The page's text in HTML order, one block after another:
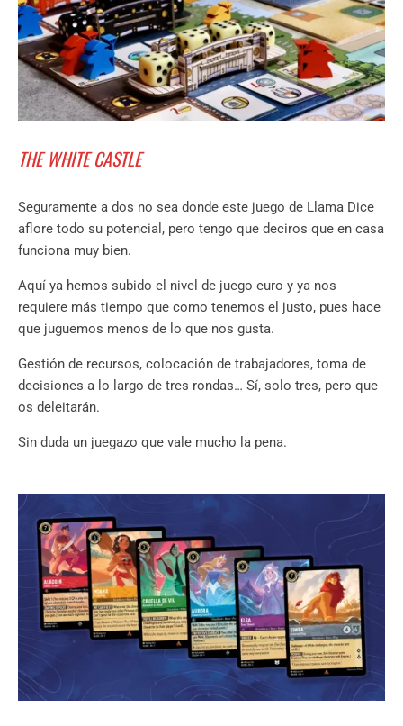
THE WHITE CASTLE
Seguramente a dos no sea donde este juego de Llama Dice
aflore todo su potencial, pero tengo que deciros que en casa
funciona muy bien.
Aquí ya hemos subido el nivel de juego euro y ya nos
requiere más tiempo que como tenemos el justo, pues hace
que juguemos menos de lo que nos gusta.
Gestión de recursos, colocación de trabajadores, toma de
decisiones a lo largo de tres rondas… Sí, solo tres, pero que
os deleitarán.
Sin duda un juegazo que vale mucho la pena.